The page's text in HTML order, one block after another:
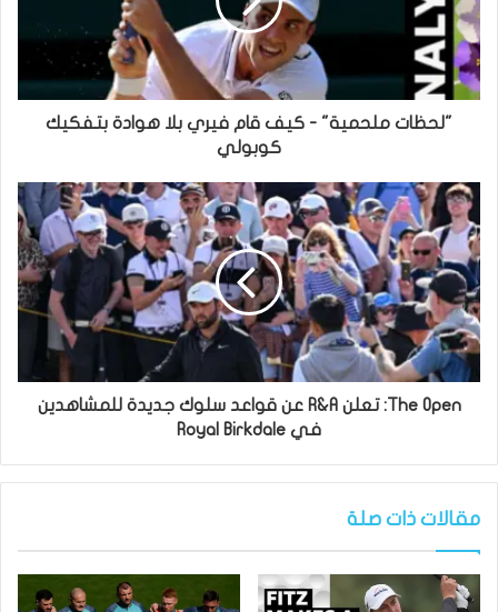
"لحظات ملحمية" - كيف قام فيري بلا هوادة بتفكيك
كوبولي
The Open: تعلن R&A عن قواعد سلوك جديدة للمشاهدين
في Royal Birkdale
مقالات ذات صلة